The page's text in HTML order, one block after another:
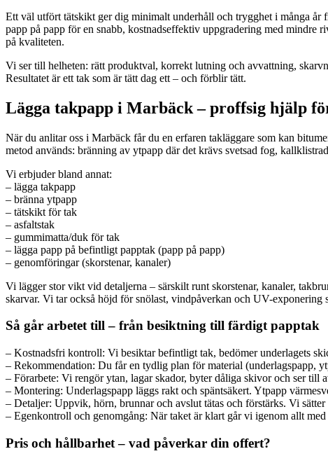
Ett väl utfört tätskikt ger dig minimalt underhåll och trygghet i många år
papp på papp för en snabb, kostnadseffektiv uppgradering med mindre
på kvaliteten.
Vi ser till helheten: rätt produktval, korrekt lutning och avvattning,
Resultatet är ett tak som är tätt dag ett – och förblir tätt.
Lägga takpapp i Marbäck – proffsig hjälp
När du anlitar oss i Marbäck får du en erfaren takläggare som kan
metod används: bränning av ytpapp där det krävs svetsad fog,
Vi erbjuder bland annat:
– lägga takpapp
– bränna ytpapp
– tätskikt för tak
– asfaltstak
– gummimatta/duk för tak
– lägga papp på befintligt papptak (papp på papp)
– genomföringar (skorstenar, kanaler)
Vi lägger stor vikt vid detaljerna – särskilt runt skorstenar, kanaler,
skarvar. Vi tar också höjd för snölast, vindpåverkan och UV-exponering
Så går arbetet till – från besiktning till färdigt papptak
– Kostnadsfri kontroll: Vi besiktar befintligt tak, bedömer underlagets
– Rekommendation: Du får en tydlig plan för material (underlagspapp,
– Förarbete: Vi rengör ytan, lagar skador, byter dåliga skivor och ser till
– Montering: Underlagspapp läggs rakt och späntsäkert. Ytpapp
– Detaljer: Uppvik, hörn, brunnar och avslut tätas och förstärks. Vi sätter
– Egenkontroll och genomgång: När taket är klart går vi igenom allt
Pris och hållbarhet – vad påverkar din offert?